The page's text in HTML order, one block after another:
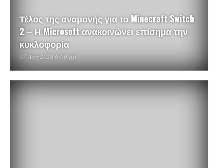
Τέλος της αναμονής για το Minecraft Switch
2 – Η Microsoft ανακοινώνει επίσημα την
κυκλοφορία
07 Αυγ 2026 6:00 μμ